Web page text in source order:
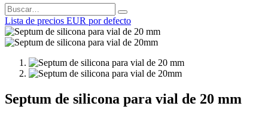
Lista de precios EUR por defecto
Septum de silicona para vial de 20 mm